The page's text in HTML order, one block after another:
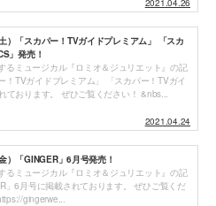
2021.04.26
）「スカパー！TVガイドプレミアム」 「スカ
」発売！
るミュージカル『ロミオ＆ジュリエット』の記
！TVガイドプレミアム」 「スカパー！TVガイ
ております。 ぜひご覧ください！ &nbs...
2021.04.24
）「GINGER」6月号発売！
るミュージカル『ロミオ＆ジュリエット』の記
」6月号に掲載されております。 ぜひご覧くだ
gingerwe...